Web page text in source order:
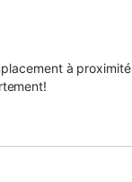
à proximité